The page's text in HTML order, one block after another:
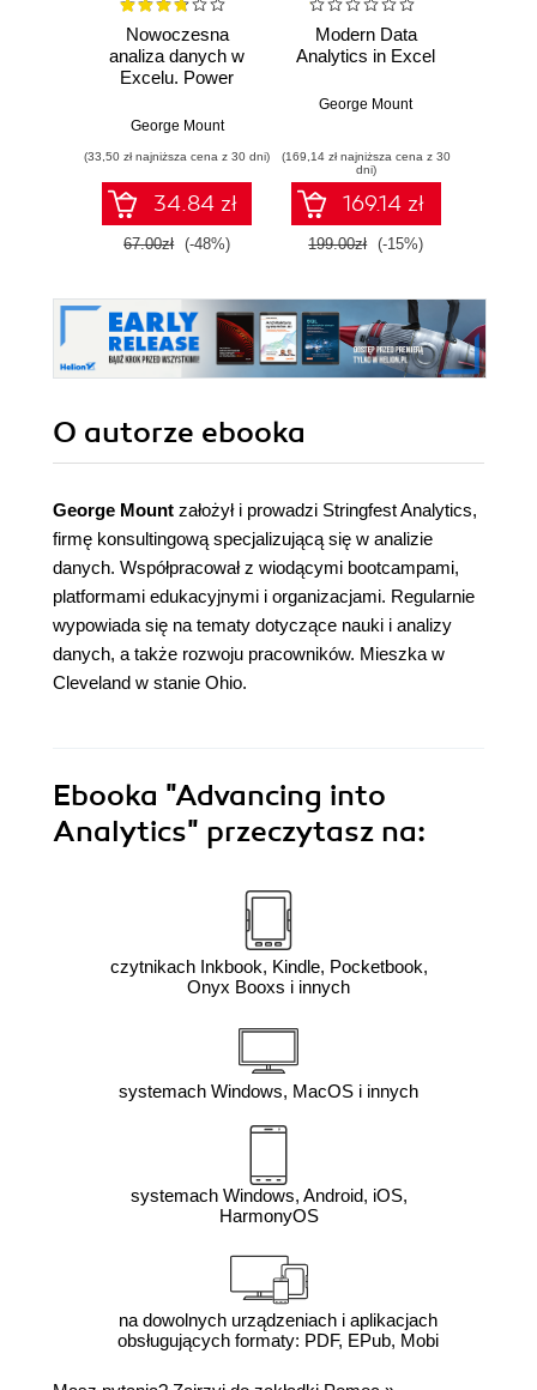
Nowoczesna
analiza danych w
Excelu. Power
i inne narzędzia
George Mount
(33,50 zł najniższa cena z 30 dni)
34.84 zł
67.00zł (-48%)
Modern Data
Analytics in Excel
George Mount
(169,14 zł najniższa cena z 30
dni)
169.14 zł
199.00zł (-15%)
O autorze ebooka
George Mount założył i prowadzi Stringfest Analytics,
firmę konsultingową specjalizującą się w analizie
danych. Współpracował z wiodącymi bootcampami,
platformami edukacyjnymi i organizacjami. Regularnie
wypowiada się na tematy dotyczące nauki i analizy
danych, a także rozwoju pracowników. Mieszka w
Cleveland w stanie Ohio.
Ebooka "Advancing into
Analytics" przeczytasz na:
czytnikach Inkbook, Kindle, Pocketbook,
Onyx Booxs i innych
systemach Windows, MacOS i innych
systemach Windows, Android, iOS,
HarmonyOS
na dowolnych urządzeniach i aplikacjach
obsługujących formaty: PDF, EPub, Mobi